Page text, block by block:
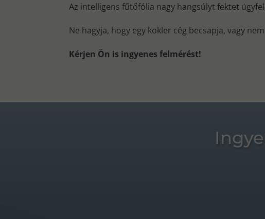
Az intelligens fűtőfólia nagy hangsúlyt fektet
Ne hagyja, hogy egy kokler cég becsapja, vagy
Kérjen Ön is ingyenes felmérést!